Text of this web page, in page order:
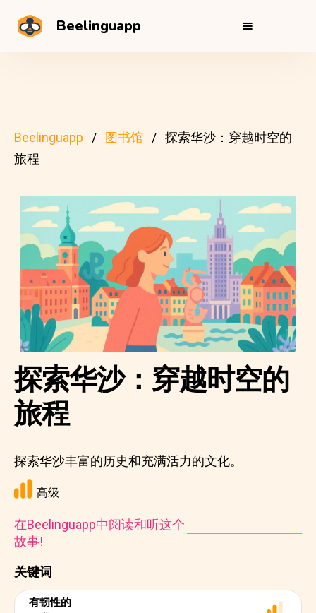
Beelinguapp
Beelinguapp 图书馆
探索华沙：穿越时空的
旅程
关键词
有韧性的
探索华沙：穿越时空的
旅程
探索华沙丰富的历史和充满活力的文化。
高级
在Beelinguapp中阅读和听这个
故事!